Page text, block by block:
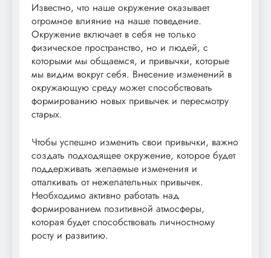
Известно, что наше окружение оказывает
огромное влияние на наше поведение.
Окружение включает в себя не только
физическое пространство, но и людей, с
которыми мы общаемся, и привычки, которые
мы видим вокруг себя. Внесение изменений в
окружающую среду может способствовать
формированию новых привычек и пересмотру
старых.
Чтобы успешно изменить свои привычки, важно
создать подходящее окружение, которое будет
поддерживать желаемые изменения и
отталкивать от нежелательных привычек.
Необходимо активно работать над
формированием позитивной атмосферы,
которая будет способствовать личностному
росту и развитию.